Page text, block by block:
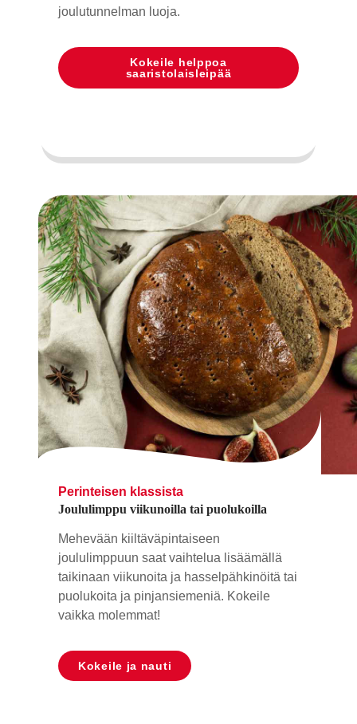
joulutunnelman luoja.
Kokeile helppoa
saaristolaisleipää
Perinteisen klassista
Joululimppu viikunoilla tai puolukoilla
Mehevään kiiltäväpintaiseen
joululimppuun saat vaihtelua lisäämällä
taikinaan viikunoita ja hasselpähkinöitä tai
puolukoita ja pinjansiemeniä. Kokeile
vaikka molemmat!
Kokeile ja nauti